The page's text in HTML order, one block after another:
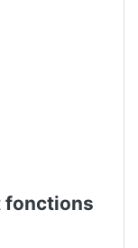
fonctions